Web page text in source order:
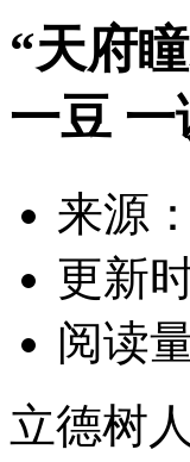
“天府
一豆
来源
更新
阅读
立德树